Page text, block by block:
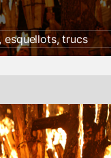
esquellots trucs